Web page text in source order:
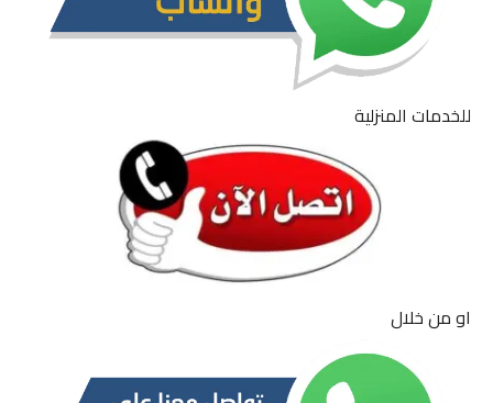
للخدمات المنزلية
او من خلال